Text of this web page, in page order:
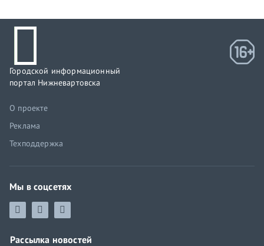
Городской информационный
портал Нижневартовска
О проекте
Реклама
Техподдержка
Мы в соцсетях
Рассылка новостей